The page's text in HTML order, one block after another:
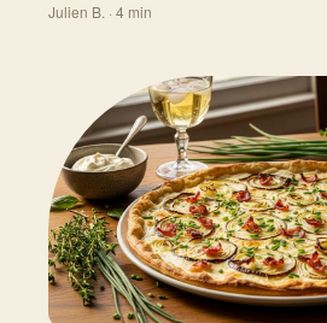
Julien B. · 4 min